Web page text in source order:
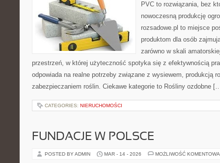
PVC to rozwiązania, bez
nowoczesną produkcję
rozsadowe.pl to miejsce
produktom dla osób
zarówno w skali
przestrzeń, w której użyteczność spotyka się z efektywnością
odpowiada na realne potrzeby związane z wysiewem, produkcją
zabezpieczaniem roślin. Ciekawe kategorie to Rośliny ozdobne
CATEGORIES: NIERUCHOMOŚCI
FUNDACJE W POLSCE
POSTED BY ADMIN MAR - 14 - 2026 MOŻLIWOŚĆ